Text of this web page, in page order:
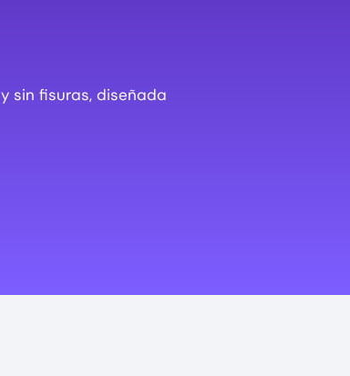
sin fisuras, diseñada